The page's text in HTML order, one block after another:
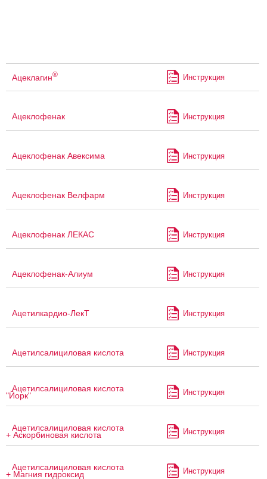
Ацеклагин® Инструкция
Ацеклофенак Инструкция
Ацеклофенак Авексима Инструкция
Ацеклофенак Велфарм Инструкция
Ацеклофенак ЛЕКАС Инструкция
Ацеклофенак-Алиум Инструкция
Ацетилкардио-ЛекТ Инструкция
Ацетилсалициловая кислота Инструкция
Ацетилсалициловая кислота
"Йорк" Инструкция
Ацетилсалициловая кислота
+ Аскорбиновая кислота Инструкция
Ацетилсалициловая кислота
+ Магния гидроксид Инструкция